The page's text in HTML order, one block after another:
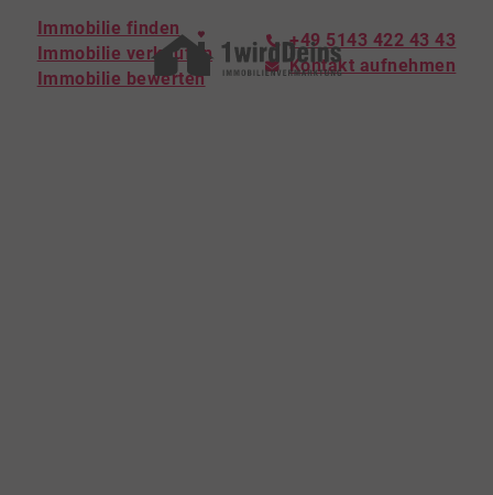
Immobilie finden
Immobilie verkaufen
Immobilie bewerten
+49 5143 422 43 43
Kontakt aufnehmen